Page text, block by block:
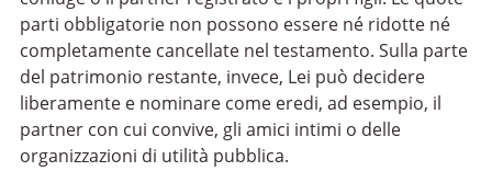
parti obbligatorie non possono essere né ridotte né
completamente cancellate nel testamento. Sulla parte
del patrimonio restante, invece, Lei può decidere
liberamente e nominare come eredi, ad esempio, il
partner con cui convive, gli amici intimi o delle
organizzazioni di utilità pubblica.